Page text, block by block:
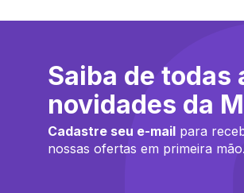
Saiba de todas
novidades da
Cadastre seu e-mail para
nossas ofertas em primeira mão.